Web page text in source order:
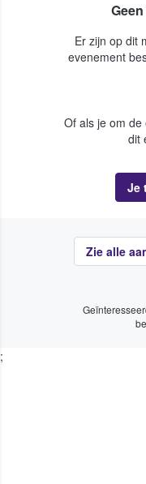
Er zijn op dit
evenement
Of als je om
dit
Je
Zie alle
;